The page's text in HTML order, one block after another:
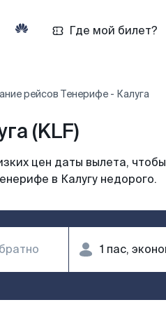
Где мой билет?
рейсов Тенерифе - Калуга
(KLF)
цен даты вылета, чтобы
в Калугу недорого.